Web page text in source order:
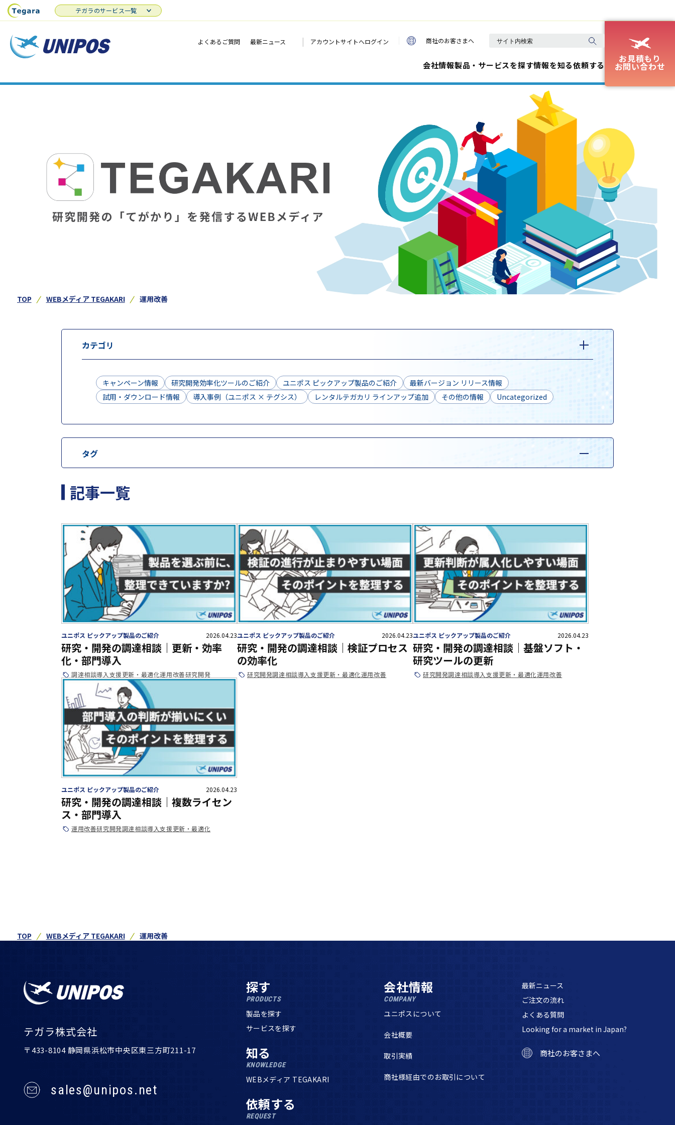
よくあるご質問 最新ニュース | アカウントサイトへログイン 商社のお客さまへ
会社情報製品・サービスを探す情報を知る依頼する
お見積もり
お問い合わせ
テガラのサービス一覧
TOP WEBメディア TEGAKARI 運用改善
カテゴリ
キャンペーン情報 研究開発効率化ツールのご紹介 ユニポス ピックアップ製品のご紹介
最新バージョン リリース情報
試用・ダウンロード情報
導入事例（ユニポス × テグシス） レンタルテガカリ ラインアップ追加 その他の情報 Uncategorized
タグ
記事一覧
ユニポス ピックアップ製品のご紹介 2026.04.23
研究・開発の調達相談｜更新・効率
化・部門導入
調達相談導入支援更新・最適化運用改善研究開発
ユニポス ピックアップ製品のご紹介 2026.04.23
研究・開発の調達相談｜検証プロセス
の効率化
研究開発調達相談導入支援更新・最適化運用改善
ユニポス ピックアップ製品のご紹介 2026.04.23
研究・開発の調達相談｜基盤ソフト・
研究ツールの更新
研究開発調達相談導入支援更新・最適化運用改善
ユニポス ピックアップ製品のご紹介 2026.04.23
研究・開発の調達相談｜複数ライセン
ス・部門導入
運用改善研究開発調達相談導入支援更新・最適化
TOP WEBメディア TEGAKARI 運用改善
テガラ株式会社
〒433-8104 静岡県浜松市中央区東三方町211-17
sales@unipos.net
探す
PRODUCTS
製品を探す
サービスを探す
知る
KNOWLEDGE
WEBメディア TEGAKARI
依頼する
REQUEST
会社情報
COMPANY
ユニポスについて
会社概要
取引実績
商社様経由でのお取引について
最新ニュース
ご注文の流れ
よくある質問
Looking for a market in Japan?
商社のお客さまへ